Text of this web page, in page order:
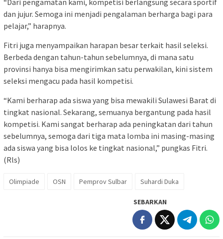
dan jujur. Semoga ini menjadi pengalaman berharga bagi para
pelajar,” harapnya.
Fitri juga menyampaikan harapan besar terkait hasil seleksi.
Berbeda dengan tahun-tahun sebelumnya, di mana satu
provinsi hanya bisa mengirimkan satu perwakilan, kini sistem
seleksi mengacu pada hasil kompetisi.
“Kami berharap ada siswa yang bisa mewakili Sulawesi Barat di
tingkat nasional. Sekarang, semuanya bergantung pada hasil
kompetisi. Kami sangat berharap ada peningkatan dari tahun
sebelumnya, semoga dari tiga mata lomba ini masing-masing
ada siswa yang bisa lolos ke tingkat nasional,” pungkas Fitri.
(Rls)
Olimpiade OSN Pemprov Sulbar Suhardi Duka
SEBARKAN